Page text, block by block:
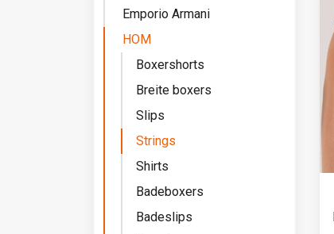
Emporio Armani
HOM
Boxershorts
Breite boxers
Slips
Strings
Shirts
Badeboxers
Badeslips